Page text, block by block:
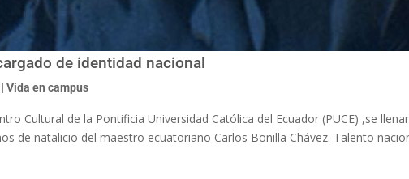
de identidad nacional
|Vida en campus
Cultural de la Pontificia Universidad Católica del Ecuador (PUCE) ,se
de natalicio del maestro ecuatoriano Carlos Bonilla Chávez. Talento